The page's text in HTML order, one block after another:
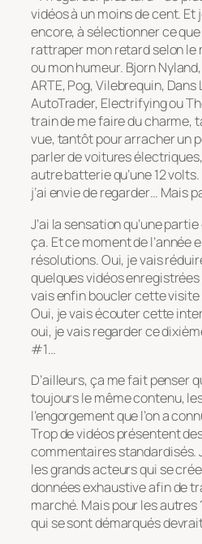
vidéos à un moins de cent.
encore, à sélectionner ce
rattraper mon retard selon le
ou mon humeur. Bjorn Nyland,
ARTE, Pog, Vilebrequin, Dans
AutoTrader, Electrifying ou
train de me faire du charme,
vue, tantôt pour arracher un
parler de voitures
autre batterie qu’une 12
j’ai envie de regarder… Mais
J’ai la sensation qu’une
ça. Et ce moment de l’année
résolutions. Oui, je vais
quelques vidéos
vais enfin boucler cette visite
Oui, je vais écouter cette
oui, je vais regarder ce
#1…
D’ailleurs, ça me fait penser
toujours le même contenu,
l’engorgement que l’on a
Trop de vidéos présentent
commentaires standardisés.
les grands acteurs qui se
données exhaustive afin de
marché. Mais pour les autres
qui se sont démarqués